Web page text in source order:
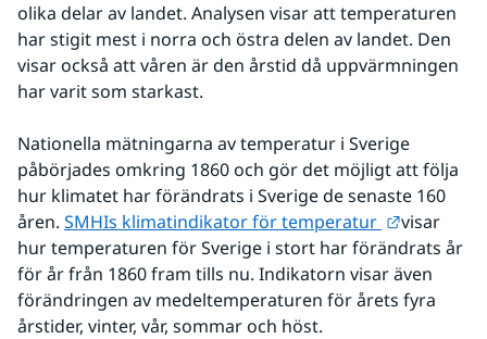
olika delar av landet. Analysen visar att temperaturen
har stigit mest i norra och östra delen av landet. Den
visar också att våren är den årstid då uppvärmningen
har varit som starkast.
Nationella mätningarna av temperatur i Sverige
påbörjades omkring 1860 och gör det möjligt att följa
hur klimatet har förändrats i Sverige de senaste 160
åren. SMHIs klimatindikator för temperatur Länk till
visar
hur temperaturen för Sverige i stort har förändrats år
för år från 1860 fram tills nu. Indikatorn visar även
förändringen av medeltemperaturen för årets fyra
årstider, vinter, vår, sommar och höst.